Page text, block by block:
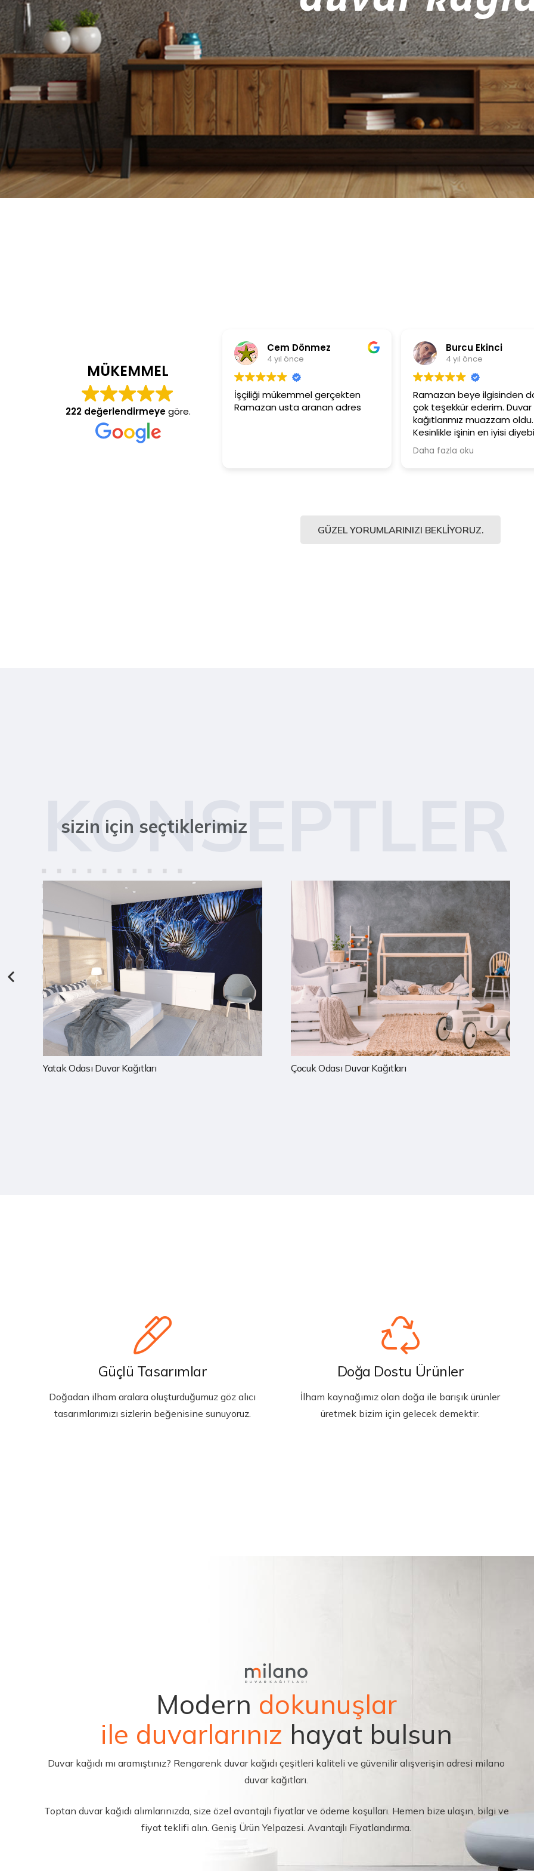
MÜKEMMEL
222 değerlendirmeyegöre.
Cem Dönmez
4 yıl önce
İşçiliği mükemmel gerçekten
Ramazan usta aranan adres
Burcu Ekinci
4 yıl önce
Ramazan beye ilgisinden
çok teşekkür ederim. Duvar
kağıtlarımız muazzam oldu.
Kesinlikle işinin en iyisi
Şiddetle tavsiye ediyorum.
Daha fazla oku
GÜZEL YORUMLARINIZI BEKLIYORUZ.
KONSEPTLER
sizin için seçtiklerimiz
Yatak Odası Duvar Kağıtları Çocuk Odası Duvar Kağıtları
Güçlü Tasarımlar
Doğadan ilham aralara oluşturduğumuz göz alıcı
tasarımlarımızı sizlerin beğenisine sunuyoruz.
Doğa Dostu Ürünler
İlham kaynağımız olan doğa ile barışık ürünler
üretmek bizim için gelecek demektir.
Modern dokunuşlar
ile duvarlarınız hayat bulsun
Duvar kağıdı mı aramıştınız? Rengarenk duvar kağıdı çeşitleri kaliteli ve güvenilir alışverişin adresi milano
duvar kağıtları.
Toptan duvar kağıdı alımlarınızda, size özel avantajlı fiyatlar ve ödeme koşulları. Hemen bize ulaşın, bilgi ve
fiyat teklifi alın. Geniş Ürün Yelpazesi. Avantajlı Fiyatlandırma.